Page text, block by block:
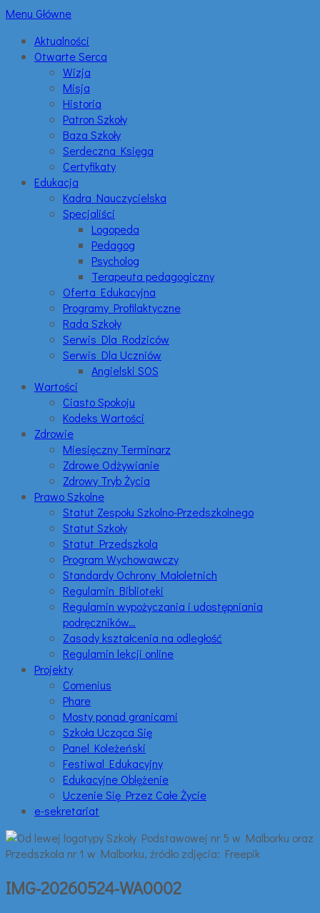
Menu Główne
Aktualności
Otwarte Serca
Wizja
Misja
Historia
Patron Szkoły
Baza Szkoły
Serdeczna Księga
Certyfikaty
Edukacja
Kadra Nauczycielska
Specjaliści
Logopeda
Pedagog
Psycholog
Terapeuta pedagogiczny
Oferta Edukacyjna
Programy Profilaktyczne
Rada Szkoły
Serwis Dla Rodziców
Serwis Dla Uczniów
Angielski SOS
Wartości
Ciasto Spokoju
Kodeks Wartości
Zdrowie
Miesięczny Terminarz
Zdrowe Odżywianie
Zdrowy Tryb Życia
Prawo Szkolne
Statut Zespołu Szkolno-Przedszkolnego
Statut Szkoły
Statut Przedszkola
Program Wychowawczy
Standardy Ochrony Małoletnich
Regulamin Biblioteki
Regulamin wypożyczania i udostępniania
podręczników…
Zasady kształcenia na odległość
Regulamin lekcji online
Projekty
Comenius
Phare
Mosty ponad granicami
Szkoła Ucząca Się
Panel Koleżeński
Festiwal Edukacyjny
Edukacyjne Oblężenie
Uczenie Się Przez Całe Życie
e-sekretariat
IMG-20260524-WA0002